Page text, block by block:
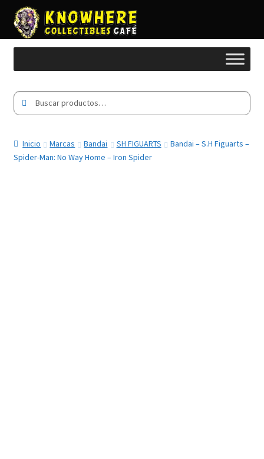
por:
Inicio Marcas Bandai SH FIGUARTS
Bandai – S.H Figuarts –
Spider-Man: No Way Home – Iron Spider